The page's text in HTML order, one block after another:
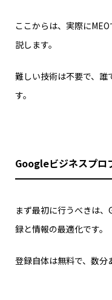
ここからは、実際に
説します。
難しい技術は不要で、
す。
Googleビジネスプロ
まず最初に行うべきは
録と情報の最適化です。
登録自体は無料で、数分